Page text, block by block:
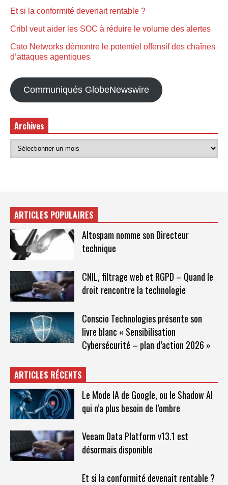
Et si la conformité devenait rentable ?
Cribl veut aider les SOC à réduire le volume des alertes
Cato Networks démontre le potentiel offensif des chaînes
d’attaques agentiques
Communiqués GlobeNewswire
Archives
ARTICLES POPULAIRES
Altospam nomme son Directeur
technique
CNIL, filtrage web et RGPD – Quand le
droit rencontre la technologie
Conscio Technologies présente son
livre blanc « Sensibilisation
Cybersécurité – plan d’action 2026 »
ARTICLES RÉCENTS
Le Mode IA de Google, ou le Shadow AI
qui n’a plus besoin de l’ombre
Veeam Data Platform v13.1 est
désormais disponible
Et si la conformité devenait rentable ?